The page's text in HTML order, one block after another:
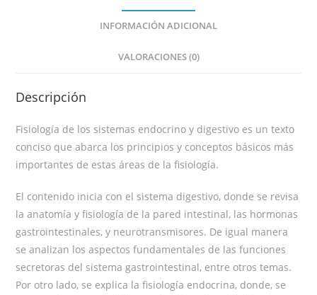
INFORMACIÓN ADICIONAL
VALORACIONES (0)
Descripción
Fisiología de los sistemas endocrino y digestivo es un texto
conciso que abarca los principios y conceptos básicos más
importantes de estas áreas de la fisiología.
El contenido inicia con el sistema digestivo, donde se revisa
la anatomía y fisiología de la pared intestinal, las hormonas
gastrointestinales, y neurotransmisores. De igual manera
se analizan los aspectos fundamentales de las funciones
secretoras del sistema gastrointestinal, entre otros temas.
Por otro lado, se explica la fisiología endocrina, donde, se